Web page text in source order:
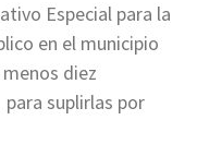
Especial para la
en el municipio
diez
suplirlas por